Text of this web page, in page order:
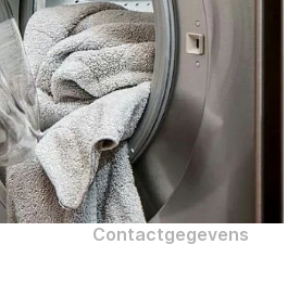
Contactgegevens